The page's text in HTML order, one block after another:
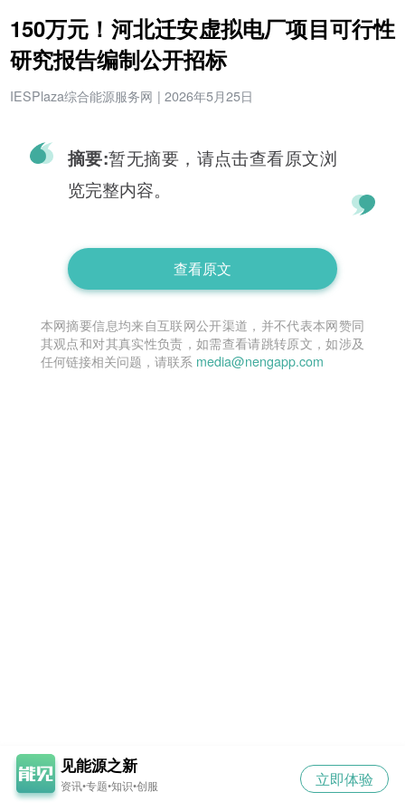
150万元！河北迁安虚拟电厂项目可行性
研究报告编制公开招标
IESPlaza综合能源服务网 | 2026年5月25日
摘要:暂无摘要，请点击查看原文浏
览完整内容。
查看原文
本网摘要信息均来自互联网公开渠道，并不代表本网赞同
其观点和对其真实性负责，如需查看请跳转原文，如涉及
任何链接相关问题，请联系 media@nengapp.com
见能源之新
资讯•专题•知识•创服 立即体验